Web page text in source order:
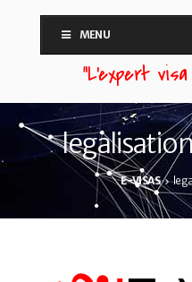
MENU
“L'expert
E-VISAS